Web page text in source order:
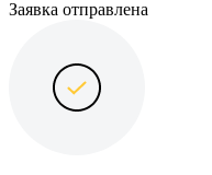
Заявка отправлена